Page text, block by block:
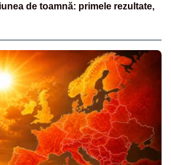
de toamnă: primele rezultate,